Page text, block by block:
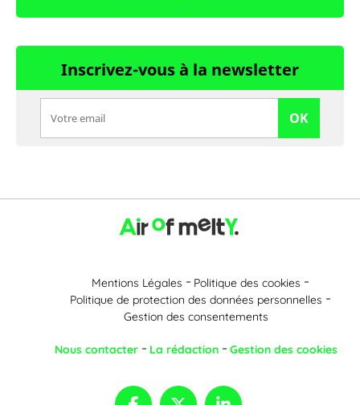
Inscrivez-vous à la newsletter
OK
Mentions Légales
Politique des cookies
Politique de protection des données personnelles
Gestion des consentements
Nous contacter La rédaction Gestion des cookies